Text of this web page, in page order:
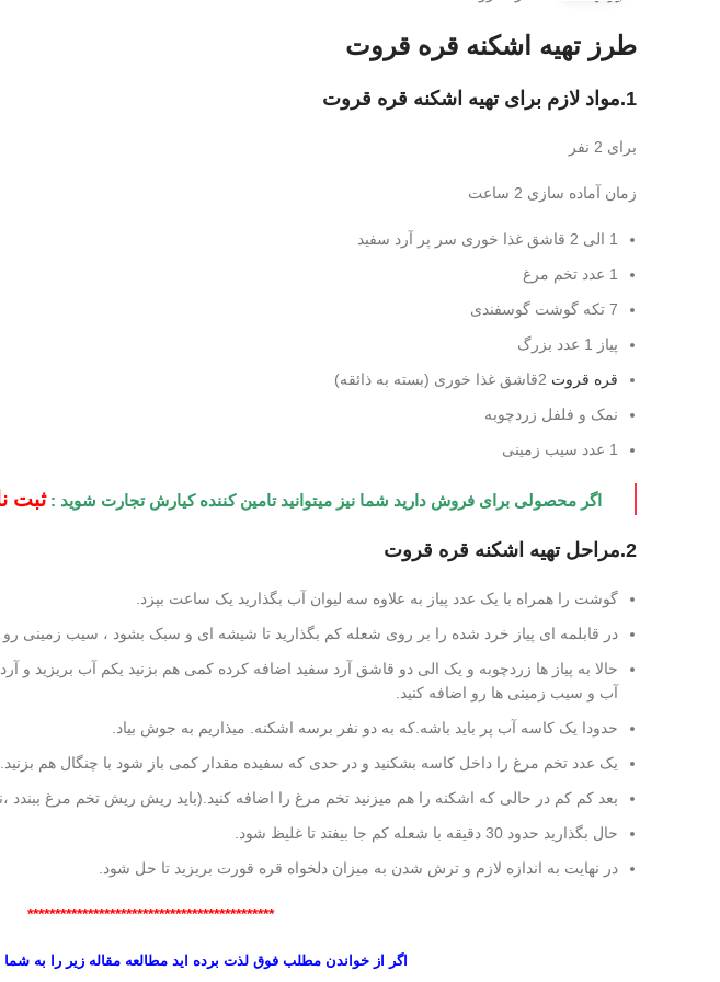
طرز تهیه اشکنه قره قروت
1.مواد لازم برای تهیه اشکنه قره قروت
برای 2 نفر
زمان آماده سازی 2 ساعت
1 الی 2 قاشق غذا خوری سر پر آرد سفید
1 عدد تخم مرغ
7 تکه گوشت گوسفندی
پیاز 1 عدد بزرگ
قره قروت
نمک و فلفل زردچوبه
1 عدد سیب زمینی
اگر محصولی برای فروش دارید شما نیز میتوانید تامین کننده کیارش تجارت شوید :ثبت
2.مراحل تهیه اشکنه قره قروت
گوشت را همراه با یک عدد پیاز به علاوه سه لیوان آب بگذارید یک ساعت بپزد.
در قابلمه ای پیاز خرد شده را بر روی شعله کم بگذارید تا شیشه ای و سبک بشود ، سیب زمینی
حالا به پیاز ها زردچوبه و یک الی دو قاشق آرد سفید اضافه کرده کمی هم بزنید یکم آب بریزید
آب و سیب زمینی ها رو اضافه کنید.
حدودا یک کاسه آب پر باید باشه.که به دو نفر برسه اشکنه. میذاریم به جوش بیاد.
یک عدد تخم مرغ را داخل کاسه بشکنید و در حدی که سفیده مقدار کمی باز شود با چنگال هم بزنید.
بعد کم کم در حالی که اشکنه را هم میزنید تخم مرغ را اضافه کنید.(باید ریش ریش تخم مرغ ببندد
حال بگذارید حدود 30 دقیقه با شعله کم جا بیفتد تا غلیظ شود.
در نهایت به اندازه لازم و ترش شدن به میزان دلخواه قره قورت بریزید تا حل شود.
*********************************************
اگر از خواندن مطلب فوق لذت برده اید مطالعه مقاله زیر را به